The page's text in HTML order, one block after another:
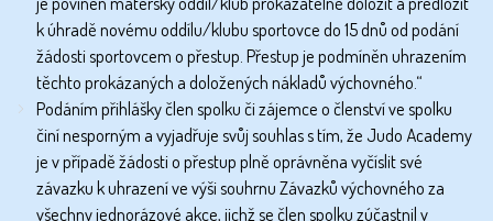
k úhradě novému oddílu/klubu sportovce do 15 dnů od podání
žádosti sportovcem o přestup. Přestup je podmíněn uhrazením
těchto prokázaných a doložených nákladů výchovného.“
Podáním přihlášky člen spolku či zájemce o členství ve spolku
činí nesporným a vyjadřuje svůj souhlas s tím, že Judo Academy
je v případě žádosti o přestup plně oprávněna vyčíslit své
závazku k uhrazení ve výši souhrnu Závazků výchovného za
všechny jednorázové akce, jichž se člen spolku zúčastnil v